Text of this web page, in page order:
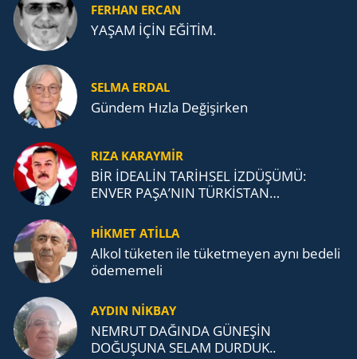
FERHAN ERCAN
YAŞAM İÇİN EĞİTİM.
SELMA ERDAL
Gündem Hızla Değişirken
RIZA KARAYMIR
BİR İDEALİN TARİHSEL İZDÜŞÜMÜ:
ENVER PAŞA’NIN TÜRKİSTAN
TEŞKİLATI’NA UZANAN MİRASI
HİKMET ATİLLA
Alkol tü­ke­ten ile tü­ket­me­yen aynı be­de­li
öde­me­me­li
AYDIN NİKBAY
NEMRUT DAĞINDA GÜNEŞİN
DOĞUŞUNA SELAM DURDUK..